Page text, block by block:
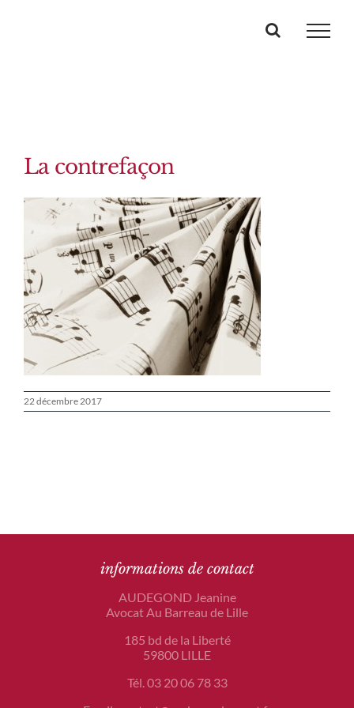
La contrefaçon
22 décembre 2017
informations de contact
AUDEGOND Jeanine
Avocat Au Barreau de Lille
185 bd de la Liberté
59800 LILLE
Tél. 03 20 06 78 33